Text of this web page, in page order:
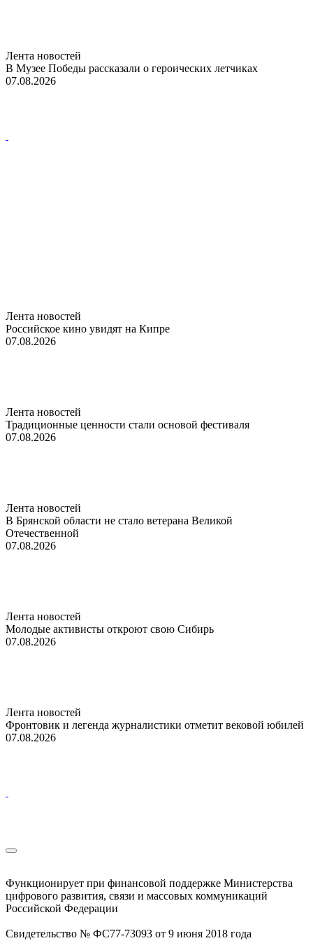
Лента новостей
В Музее Победы рассказали о героических летчиках
07.08.2026
Лента новостей
Российское кино увидят на Кипре
07.08.2026
Лента новостей
Традиционные ценности стали основой фестиваля
07.08.2026
Лента новостей
В Брянской области не стало ветерана Великой
Отечественной
07.08.2026
Лента новостей
Молодые активисты откроют свою Сибирь
07.08.2026
Лента новостей
Фронтовик и легенда журналистики отметит вековой юбилей
07.08.2026
Функционирует при финансовой поддержке Министерства
цифрового развития, связи и массовых коммуникаций
Российской Федерации
Свидетельство № ФС77-73093 от 9 июня 2018 года